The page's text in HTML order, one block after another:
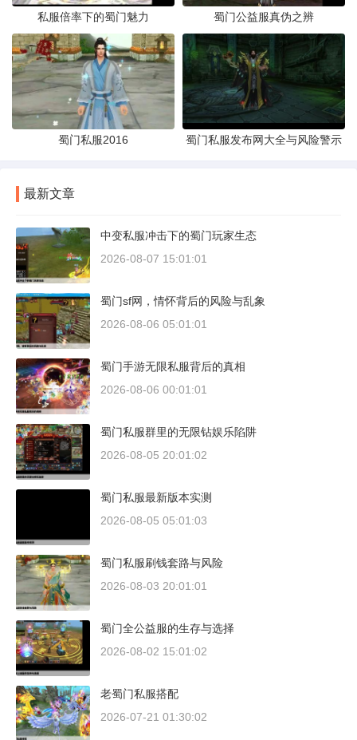
私服倍率下的蜀门魅力 蜀门公益服真伪之辨
蜀门私服2016 蜀门私服发布网大全与风险警示
最新文章
中变私服冲击下的蜀门玩家生态
2026-08-07 15:01:01
蜀门sf网，情怀背后的风险与乱象
2026-08-06 05:01:01
蜀门手游无限私服背后的真相
2026-08-06 00:01:01
蜀门私服群里的无限钻娱乐陷阱
2026-08-05 20:01:02
蜀门私服最新版本实测
2026-08-05 05:01:03
蜀门私服刷钱套路与风险
2026-08-03 20:01:01
蜀门全公益服的生存与选择
2026-08-02 15:01:02
老蜀门私服搭配
2026-07-21 01:30:02